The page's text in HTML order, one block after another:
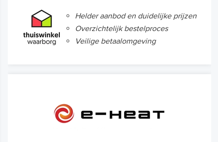
Helder aanbod en duidelijke prijzen
Overzichtelijk bestelproces
Veilige betaalomgeving